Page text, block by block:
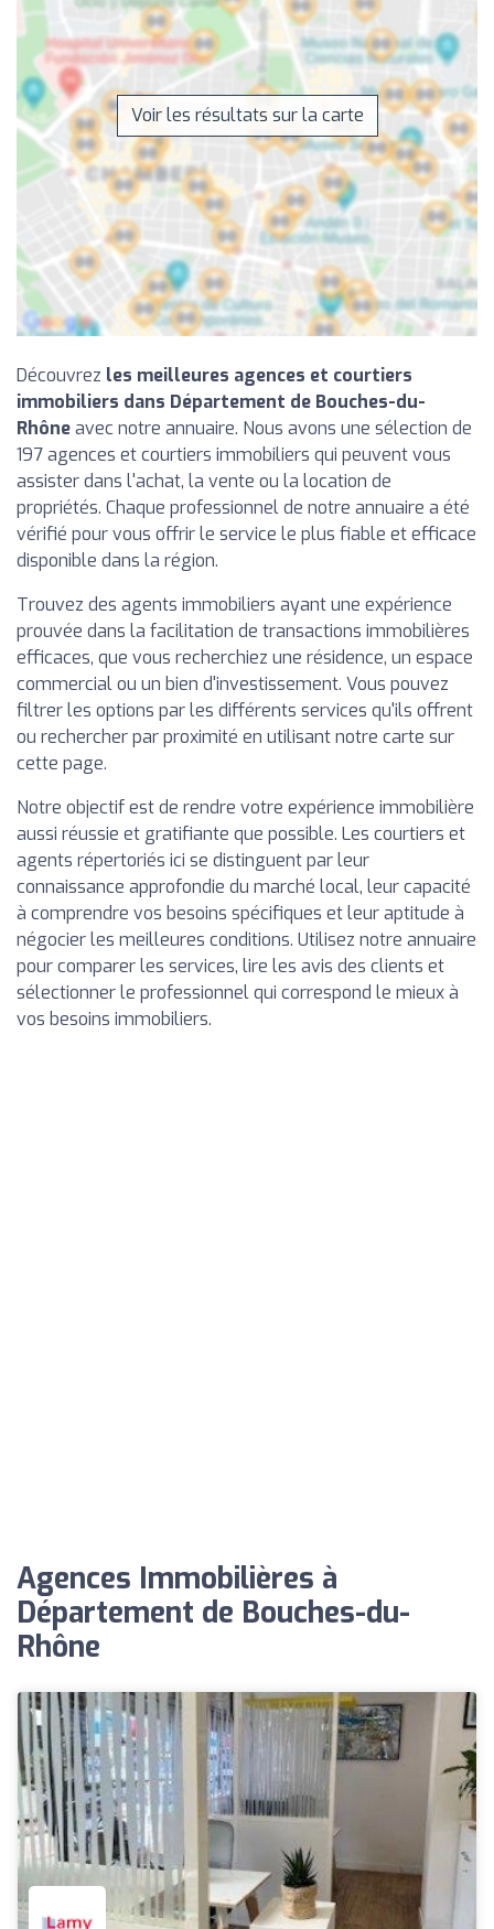
Voir les résultats sur la carte
Découvrez les meilleures agences et courtiers
immobiliers dans Département de Bouches-du-
Rhôneavec notre annuaire. Nous avons une sélection de
197 agences et courtiers immobiliers qui peuvent vous
assister dans l'achat, la vente ou la location de
propriétés. Chaque professionnel de notre annuaire a été
vérifié pour vous offrir le service le plus fiable et efficace
disponible dans la région.
Trouvez des agents immobiliers ayant une expérience
prouvée dans la facilitation de transactions immobilières
efficaces, que vous recherchiez une résidence, un espace
commercial ou un bien d'investissement. Vous pouvez
filtrer les options par les différents services qu'ils offrent
ou rechercher par proximité en utilisant notre carte sur
cette page.
Notre objectif est de rendre votre expérience immobilière
aussi réussie et gratifiante que possible. Les courtiers et
agents répertoriés ici se distinguent par leur
connaissance approfondie du marché local, leur capacité
à comprendre vos besoins spécifiques et leur aptitude à
négocier les meilleures conditions. Utilisez notre annuaire
pour comparer les services, lire les avis des clients et
sélectionner le professionnel qui correspond le mieux à
vos besoins immobiliers.
Agences Immobilières à
Département de Bouches-du-
Rhône